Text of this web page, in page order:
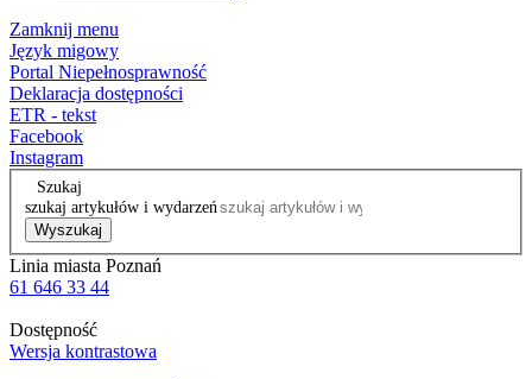
Zamknij menu
Język migowy
Portal Niepełnosprawność
Deklaracja dostępności
ETR - tekst
Facebook
Instagram
Szukaj
szukaj artykułów i wydarzeń
Wyszukaj
Linia miasta Poznań
61 646 33 44
Dostępność
Wersja kontrastowa